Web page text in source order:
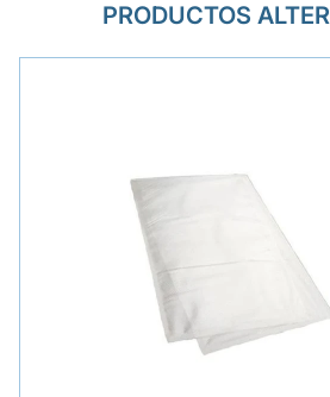
PRODUCTOS